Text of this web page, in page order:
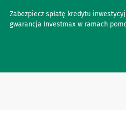
Zabezpiecz spłatę kredytu
gwarancja Investmax w ramach